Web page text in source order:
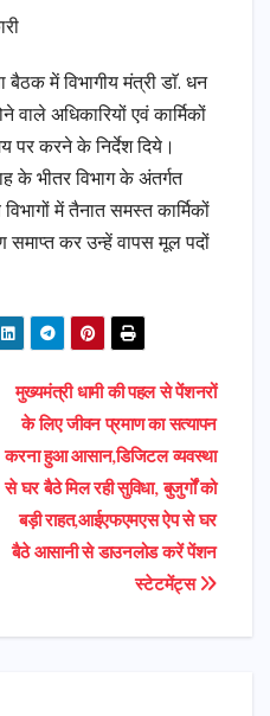
बैठक में विभागीय मंत्री डाॅ. धन
वाले अधिकारियों एवं कार्मिकों
पर करने के निर्देश दिये।
के भीतर विभाग के अंतर्गत
में तैनात समस्त कार्मिकों
समाप्त कर उन्हें वापस मूल पदों
मुख्यमंत्री धामी की पहल से पेंशनरों
के लिए जीवन प्रमाण का सत्यापन
करना हुआ आसान,डिजिटल व्यवस्था
से घर बैठे मिल रही सुविधा, बुजुर्गों को
बड़ी राहत,आईएफएमएस ऐप से घर
बैठे आसानी से डाउनलोड करें पेंशन
स्टेटमेंट्स